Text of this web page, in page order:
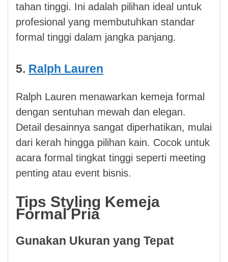
tahan tinggi. Ini adalah pilihan ideal untuk
profesional yang membutuhkan standar
formal tinggi dalam jangka panjang.
5. Ralph Lauren
Ralph Lauren menawarkan kemeja formal
dengan sentuhan mewah dan elegan.
Detail desainnya sangat diperhatikan, mulai
dari kerah hingga pilihan kain. Cocok untuk
acara formal tingkat tinggi seperti meeting
penting atau event bisnis.
Tips Styling Kemeja
Formal Pria
Gunakan Ukuran yang Tepat